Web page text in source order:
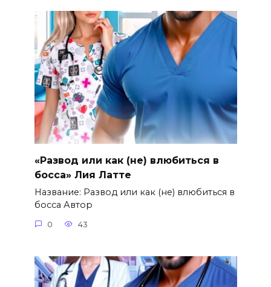
«Развод или как (не) влюбиться в
босса» Лия Латте
Название: Развод или как (не) влюбиться в
босса Автор
0 43